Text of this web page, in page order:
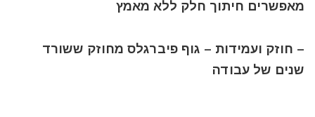
מאפשרים חיתוך חלק ללא מאמץ
– חוזק ועמידות – גוף פיברגלס מחוזק ששורד
שנים של עבודה